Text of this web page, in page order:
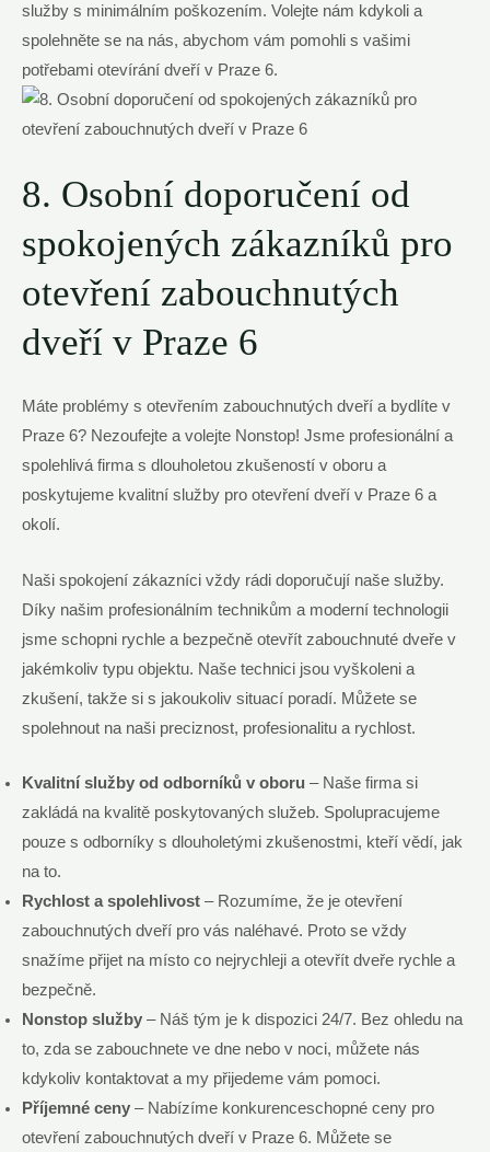
služby s minimálním poškozením. Volejte nám kdykoli a
spolehněte se na nás, abychom vám pomohli s vašimi
potřebami otevírání dveří v Praze 6.
8. Osobní doporučení od
spokojených zákazníků pro
otevření zabouchnutých
dveří v Praze 6
Máte problémy s otevřením zabouchnutých dveří a bydlíte v
Praze 6? Nezoufejte a volejte Nonstop! Jsme profesionální a
spolehlivá firma s dlouholetou zkušeností v oboru a
poskytujeme kvalitní služby pro otevření dveří v Praze 6 a
okolí.
Naši spokojení zákazníci vždy rádi doporučují naše služby.
Díky našim profesionálním technikům a moderní technologii
jsme schopni rychle a bezpečně otevřít zabouchnuté dveře v
jakémkoliv typu objektu. Naše technici jsou vyškoleni a
zkušení, takže si s jakoukoliv situací poradí. Můžete se
spolehnout na naši preciznost, profesionalitu a rychlost.
Kvalitní služby od odborníků v oboru – Naše firma si
zakládá na kvalitě poskytovaných služeb. Spolupracujeme
pouze s odborníky s dlouholetými zkušenostmi, kteří vědí, jak
na to.
Rychlost a spolehlivost – Rozumíme, že je otevření
zabouchnutých dveří pro vás naléhavé. Proto se vždy
snažíme přijet na místo co nejrychleji a otevřít dveře rychle a
bezpečně.
Nonstop služby – Náš tým je k dispozici 24/7. Bez ohledu na
to, zda se zabouchnete ve dne nebo v noci, můžete nás
kdykoliv kontaktovat a my přijedeme vám pomoci.
Příjemné ceny – Nabízíme konkurenceschopné ceny pro
otevření zabouchnutých dveří v Praze 6. Můžete se